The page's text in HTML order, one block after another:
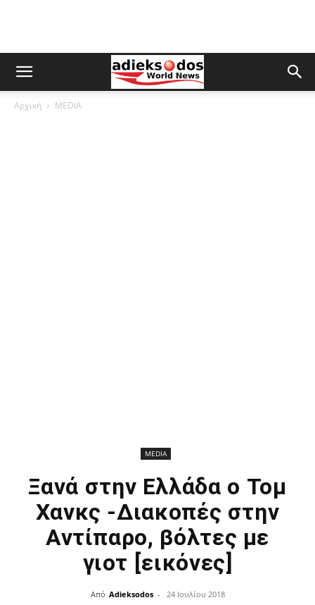
Αρχική MEDIA
MEDIA
Ξανά στην Ελλάδα ο Τομ
Χανκς -Διακοπές στην
Αντίπαρο, βόλτες με
γιοτ [εικόνες]
Από Adieksodos - 24 Ιουλίου 2018